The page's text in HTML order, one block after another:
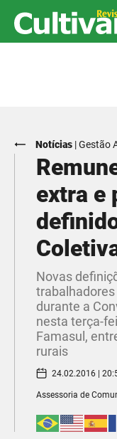
Notícias |Gestão
extra e
Novas
durante a
nesta terça-
Famasul,
rurais
24.02.2016 |
Assessoria de